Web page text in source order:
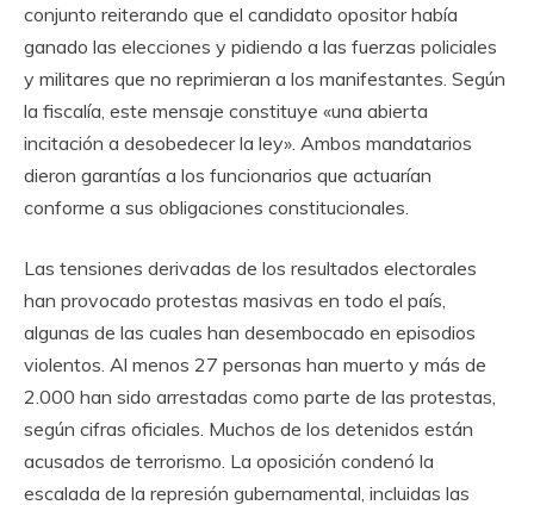
conjunto reiterando que el candidato opositor había
ganado las elecciones y pidiendo a las fuerzas policiales
y militares que no reprimieran a los manifestantes. Según
la fiscalía, este mensaje constituye «una abierta
incitación a desobedecer la ley». Ambos mandatarios
dieron garantías a los funcionarios que actuarían
conforme a sus obligaciones constitucionales.
Las tensiones derivadas de los resultados electorales
han provocado protestas masivas en todo el país,
algunas de las cuales han desembocado en episodios
violentos. Al menos 27 personas han muerto y más de
2.000 han sido arrestadas como parte de las protestas,
según cifras oficiales. Muchos de los detenidos están
acusados ​​de terrorismo. La oposición condenó la
escalada de la represión gubernamental, incluidas las